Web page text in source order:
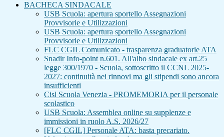
BACHECA SINDACALE
USB Scuola: apertura sportello Assegnazioni
Provvisorie e Utilizzazioni
USB Scuola: apertura sportello Assegnazioni
Provvisorie e Utilizzazioni
FLC CGIL Comunicato - trasparenza graduatorie ATA
Snadir Info-point n.601. All'albo sindacale ex art.25
legge 300/1970 - Scuola, sottoscritto il CCNL 2025-
2027: continuità nei rinnovi ma gli stipendi sono ancora
insufficienti
Cisl Scuola Venezia - PROMEMORIA per il personale
scolastico
USB Scuola: Assemblea online su supplenze e
immissioni in ruolo A.S. 2026/27
[FLC CGIL] Personale ATA: basta precariato.